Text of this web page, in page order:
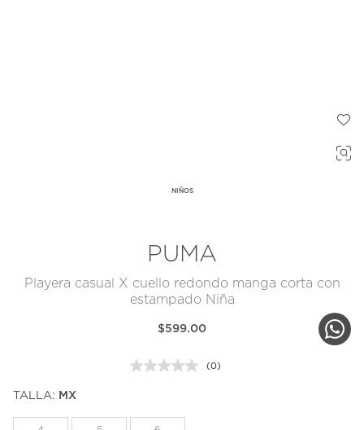
NIÑOS
PUMA
Playera casual X cuello redondo manga corta con
estampado Niña
$599.00
Sin
(0)
TALLA: MX